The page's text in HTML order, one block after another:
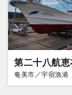
第二十八航
奄美市／宇宿漁港